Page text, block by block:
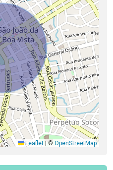
Leaflet © OpenStreetMap